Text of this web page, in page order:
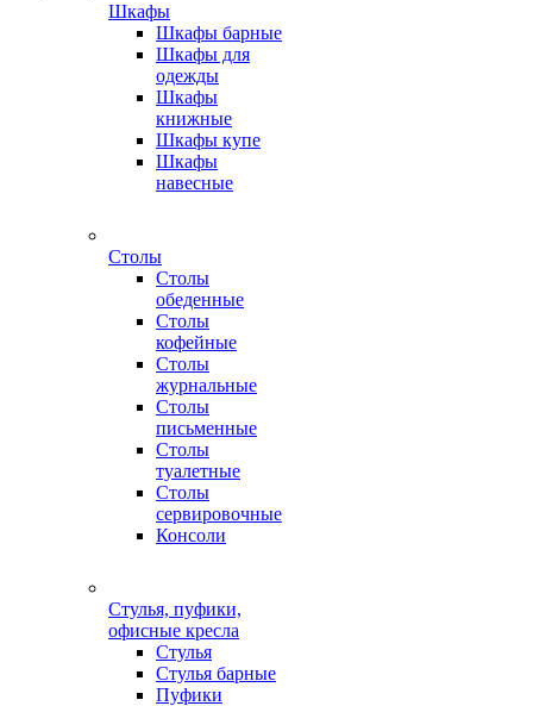
Шкафы
Шкафы барные
Шкафы для
одежды
Шкафы
книжные
Шкафы купе
Шкафы
навесные
Столы
Столы
обеденные
Столы
кофейные
Столы
журнальные
Столы
письменные
Столы
туалетные
Столы
сервировочные
Консоли
Стулья, пуфики,
офисные кресла
Стулья
Стулья барные
Пуфики